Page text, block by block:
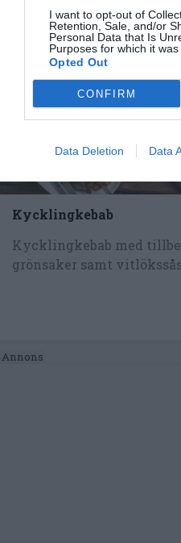
I want to opt-out of
Retention, Sale, and/or
Personal Data that Is
Purposes for which it was
Opted Out
CONFIRM
Data Deletion Data
Kycklingkebab
Kycklingkebab med
grönsaker samt